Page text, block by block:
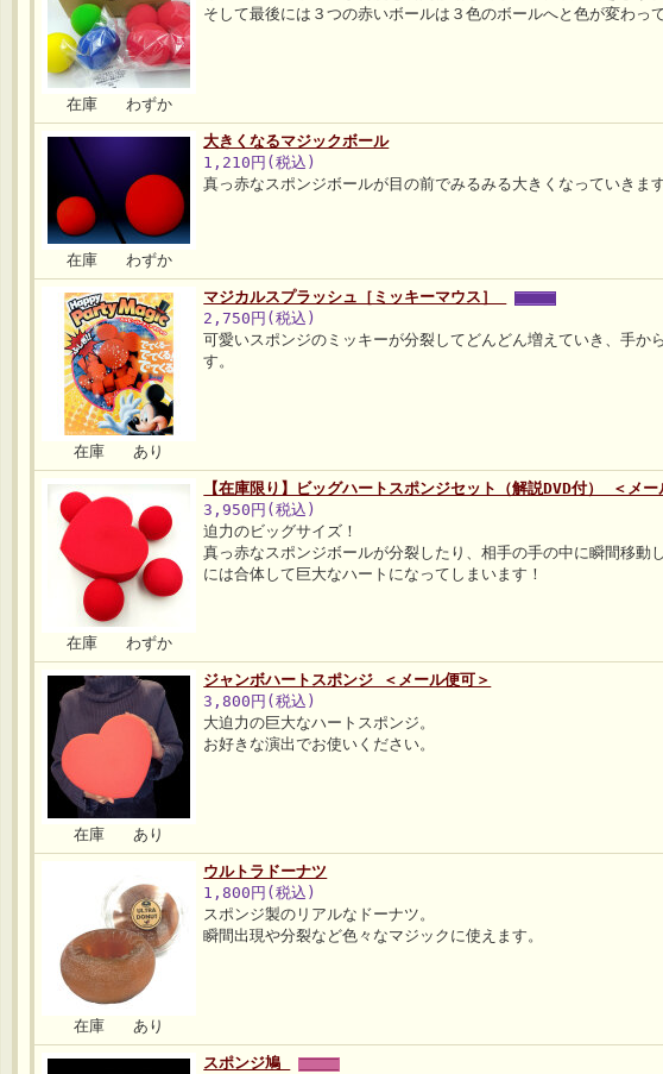
在庫 わずか
そして最後には３つの赤いボールは３色のボールへと色が変わっ
在庫 わずか
大きくなるマジックボール
1,210円(税込)
真っ赤なスポンジボールが目の前でみるみる大きくなっていきます
在庫 あり
マジカルスプラッシュ［ミッキーマウス］
2,750円(税込)
可愛いスポンジのミッキーが分裂してどんどん増えていき、手か
す。
在庫 わずか
【在庫限り】ビッグハートスポンジセット（解説DVD付） ＜メー
3,950円(税込)
迫力のビッグサイズ！
真っ赤なスポンジボールが分裂したり、相手の手の中に瞬間移動
には合体して巨大なハートになってしまいます！
在庫 あり
ジャンボハートスポンジ ＜メール便可＞
3,800円(税込)
大迫力の巨大なハートスポンジ。
お好きな演出でお使いください。
在庫 あり
ウルトラドーナツ
1,800円(税込)
スポンジ製のリアルなドーナツ。
瞬間出現や分裂など色々なマジックに使えます。
スポンジ鳩